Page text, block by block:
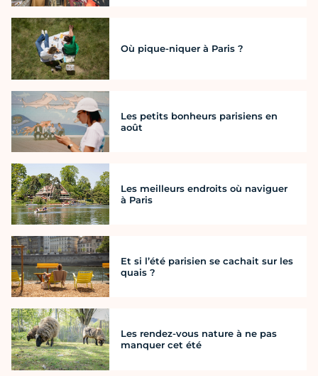
Où pique-niquer à Paris ?
Les petits bonheurs parisiens en
août
Les meilleurs endroits où naviguer
à Paris
Et si l’été parisien se cachait sur les
quais ?
Les rendez-vous nature à ne pas
manquer cet été